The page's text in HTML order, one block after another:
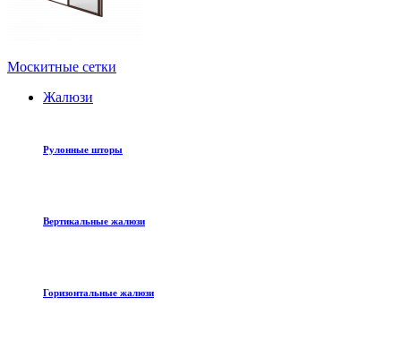
Москитные сетки
Жалюзи
Рулонные шторы
Вертикальные жалюзи
Горизонтальные жалюзи